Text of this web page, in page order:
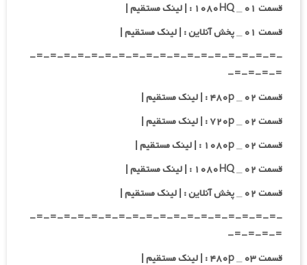
قسمت ۰۱ _ ۱۰۸۰HQ : | لینک مستقیم |
قسمت ۰۱ _ پخش آنلاین : | لینک مستقیم |
-=-=-=-=-=-=-=-=-=-=-=-=-=-=-=-=-=-=-
=-=-=-=-
قسمت ۰۲ _ ۴۸۰p : | لینک مستقیم |
قسمت ۰۲ _ ۷۲۰p : | لینک مستقیم |
قسمت ۰۲ _ ۱۰۸۰p : | لینک مستقیم |
قسمت ۰۲ _ ۱۰۸۰HQ : | لینک مستقیم |
قسمت ۰۲ _ پخش آنلاین : | لینک مستقیم |
-=-=-=-=-=-=-=-=-=-=-=-=-=-=-=-=-=-=-
=-=-=-=-
قسمت ۰۳ _ ۴۸۰p : | لینک مستقیم |